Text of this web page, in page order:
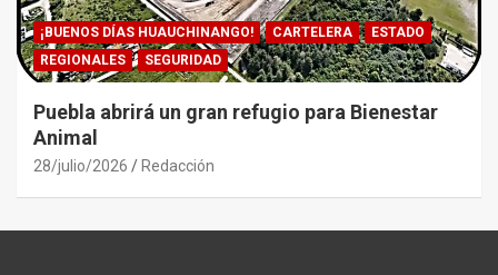
¡BUENOS DÍAS HUAUCHINANGO! CARTELERA
ESTADO
REGIONALES
SEGURIDAD
Puebla abrirá un gran refugio para Bienestar
Animal
28/julio/2026 Redacción